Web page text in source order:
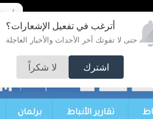
أترغب في تفعيل الإشعارات؟
حتى لا تفوتك آخر الأحداث والأخبار العاجلة
اشترك لا شكراً
تقارير الأنباط برلمان